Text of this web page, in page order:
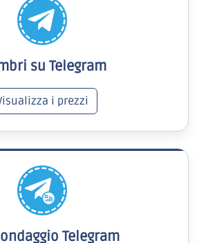
su Telegram
i prezzi
Telegram